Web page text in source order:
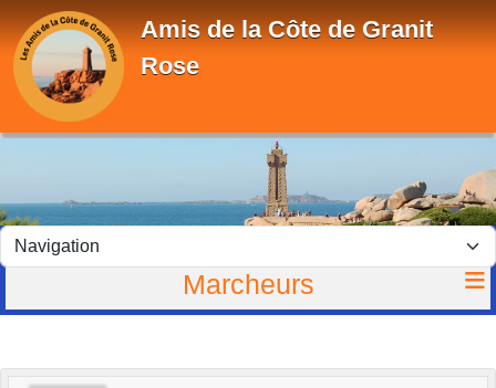
Amis de la Côte de Granit
Rose
Marcheurs
Panneau de gestion des cookies